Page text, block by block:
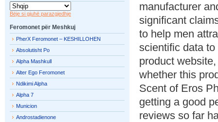
manufacturer
significant
to help men
scientific data to
product
whether this
Scent of Eros
getting a good
reviews so far
Bëje si gjuhë parazgjedhje
Feromonet për Meshkuj
PherX Feromonet – KESHILLOHEN
Absolutisht Po
Alpha Mashkull
Alter Ego Feromonet
Ndikimi Alpha
Alpha 7
Municion
Androstadienone